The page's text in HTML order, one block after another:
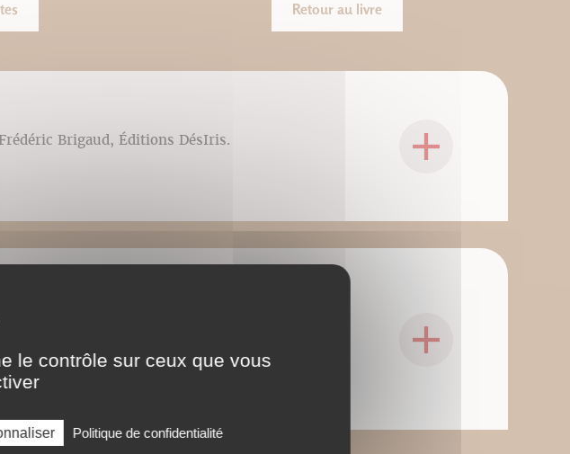
Retour au livre
Brigaud, Éditions DésIris.
Brigaud, Éditions DésIris.
le contrôle sur ceux que vous
Politique de confidentialité